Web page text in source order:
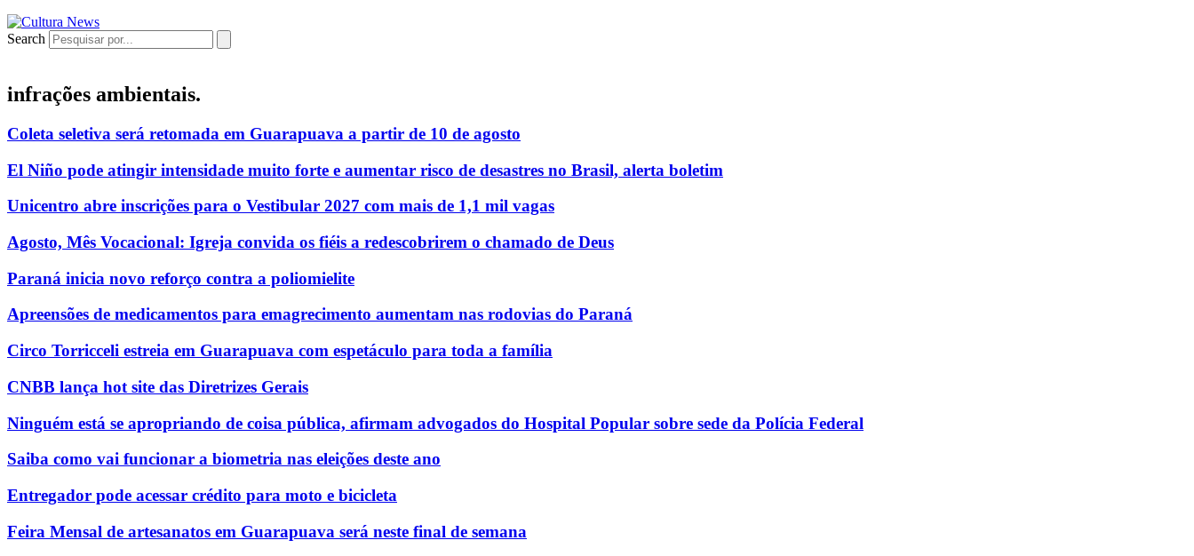
Search
infrações ambientais.
Coleta seletiva será retomada em Guarapuava a partir de 10 de agosto
El Niño pode atingir intensidade muito forte e aumentar risco de desastres no Brasil, alerta boletim
Unicentro abre inscrições para o Vestibular 2027 com mais de 1,1 mil vagas
Agosto, Mês Vocacional: Igreja convida os fiéis a redescobrirem o chamado de Deus
Paraná inicia novo reforço contra a poliomielite
Apreensões de medicamentos para emagrecimento aumentam nas rodovias do Paraná
Circo Torricceli estreia em Guarapuava com espetáculo para toda a família
CNBB lança hot site das Diretrizes Gerais
Ninguém está se apropriando de coisa pública, afirmam advogados do Hospital Popular sobre sede da Polícia Federal
Saiba como vai funcionar a biometria nas eleições deste ano
Entregador pode acessar crédito para moto e bicicleta
Feira Mensal de artesanatos em Guarapuava será neste final de semana